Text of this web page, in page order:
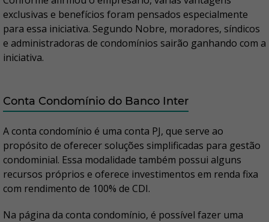
exclusivas e benefícios foram pensados especialmente
para essa iniciativa. Segundo Nobre, moradores, síndicos
e administradoras de condomínios sairão ganhando com a
iniciativa.
Conta Condomínio do Banco Inter
A conta condomínio é uma conta PJ, que serve ao
propósito de oferecer soluções simplificadas para gestão
condominial. Essa modalidade também possui alguns
recursos próprios e oferece investimentos em renda fixa
com rendimento de 100% de CDI.
Na página da conta condomínio, é possível fazer uma